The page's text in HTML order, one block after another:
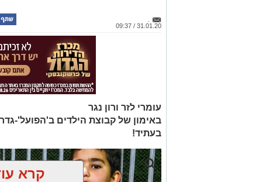
31.01.20 / 09:37
עומרי לזר ורון נגר
באימון של קבוצת הילדים ב'הפועל'-
בעתיד!
קרא